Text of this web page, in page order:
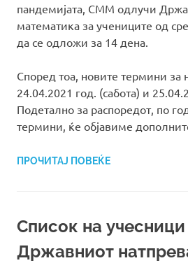
пандемијата, СММ одлучи
математика за учениците од
да се одложи за 14 дена.
Според тоа, новите термини за
24.04.2021 год. (сабота) и
Подетално за распоредот, по
термини, ќе објавиме
ПРОЧИТАЈ ПОВЕЌЕ
Список на учесници
Државниот